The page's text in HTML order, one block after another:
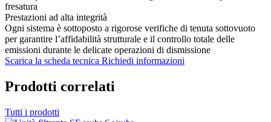
fresatura
Prestazioni ad alta integrità
Ogni sistema è sottoposto a rigorose verifiche di tenuta sottovuoto
per garantire l’affidabilità strutturale e il controllo totale delle
emissioni durante le delicate operazioni di dismissione
Scarica la scheda tecnica Richiedi informazioni
Prodotti correlati
Tutti i prodotti